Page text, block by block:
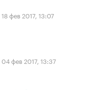
18 фев 2017, 13:07
04 фев 2017, 13:37